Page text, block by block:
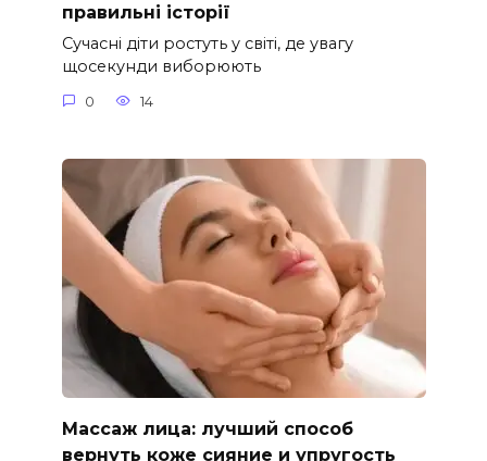
правильні історії
Сучасні діти ростуть у світі, де увагу
щосекунди виборюють
0 14
Массаж лица: лучший способ
вернуть коже сияние и упругость